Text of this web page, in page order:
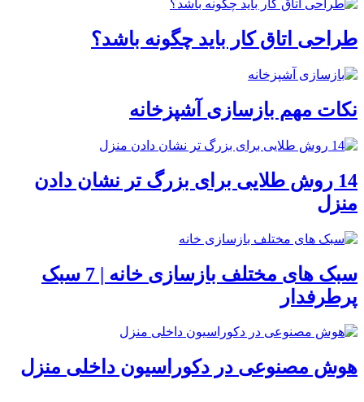
طراحی اتاق کار باید چگونه باشد؟
نکات مهم بازسازی آشپزخانه
14 روش طلایی برای بزرگ تر نشان دادن
منزل
سبک های مختلف بازسازی خانه | 7 سبک
پرطرفدار
هوش مصنوعی در دکوراسیون داخلی منزل